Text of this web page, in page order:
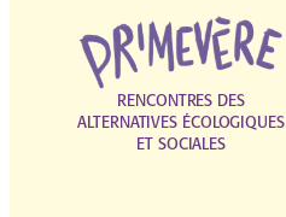
RENCONTRES DES
ALTERNATIVES ÉCOLOGIQUES
ET SOCIALES